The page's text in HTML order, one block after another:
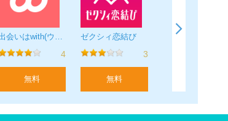
！
取りをすることができます！
ことができません。
が必要です。
4
無料
ゼクシィ恋結び
3
無料